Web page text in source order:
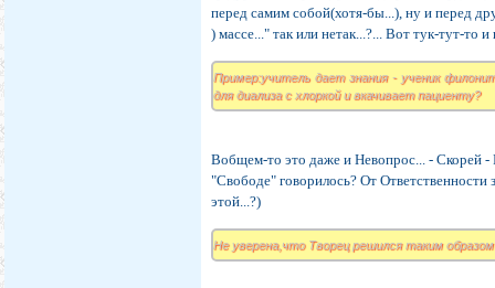
перед самим собой(хотя-бы...), ну и перед
) массе..." так или нетак...?... Вот тук-тут-то
Пример:учитель дает знания - ученик
для диализа с хлоркой и вкачивает пациенту?
Вобщем-то это даже и Невопрос... - Скорей -
"Свободе" говорилось? От Ответственности
этой...?)
Не уверена,что Творец решился таким